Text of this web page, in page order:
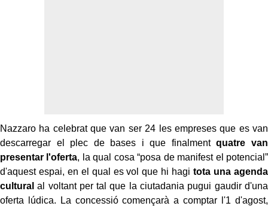
Nazzaro ha celebrat que van ser 24 les empreses que es van
descarregar el plec de bases i que finalmentquatre van
presentar l'oferta, la qual cosa “posa de manifest el potencial”
d'aquest espai, en el qual es vol que hi hagitota una agenda
cultural al voltant per tal que la ciutadania pugui gaudir d'una
oferta lúdica. La concessió començarà a comptar l'1 d'agost,